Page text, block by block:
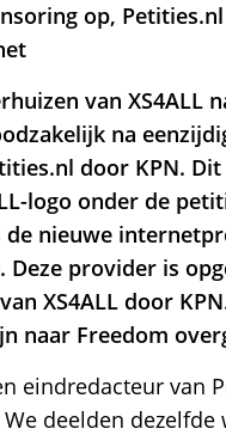
op,
van XS4ALL
na
door KPN.
logo onder de
nieuwe
provider is
XS4ALL door
naar Freedom
eindredacteur van
deelden dezelfde